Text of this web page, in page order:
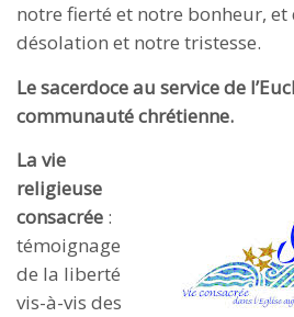
notre fierté et notre bonheur, et
désolation et notre tristesse.
Le sacerdoce au service de
communauté chrétienne.
La vie
religieuse
consacrée :
témoignage
de la liberté
vis-à-vis des